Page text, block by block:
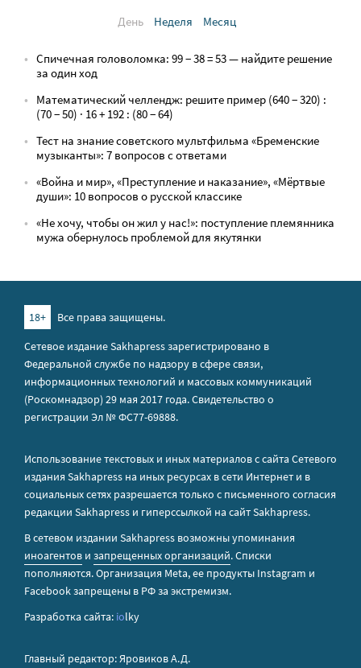
День
Неделя Месяц
Спичечная головоломка: 99 − 38 = 53 — найдите решение
за один ход
Математический челлендж: решите пример (640 − 320) :
(70 − 50) · 16 + 192 : (80 − 64)
Тест на знание советского мультфильма «Бременские
музыканты»: 7 вопросов с ответами
«Война и мир», «Преступление и наказание», «Мёртвые
души»: 10 вопросов о русской классике
«Не хочу, чтобы он жил у нас!»: поступление племянника
мужа обернулось проблемой для якутянки
18+
Все права защищены.
Сетевое издание Sakhapress зарегистрировано в
Федеральной службе по надзору в сфере связи,
информационных технологий и массовых коммуникаций
(Роскомнадзор) 29 мая 2017 года. Свидетельство о
регистрации Эл № ФС77-69888.
Использование текстовых и иных материалов с сайта Сетевого
издания Sakhapress на иных ресурсах в сети Интернет и в
социальных сетях разрешается только с письменного согласия
редакции Sakhapress и гиперссылкой на сайт Sakhapress.
В сетевом издании Sakhapress возможны упоминания
иноагентов и запрещенных организаций. Списки
пополняются. Организация Metа, ее продукты Instagram и
Facebook запрещены в РФ за экстремизм.
Разработка сайта: iolky
Главный редактор: Яровиков А.Д.